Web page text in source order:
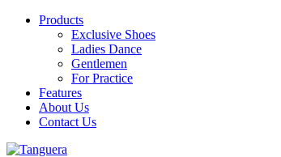
Products
Exclusive Shoes
Ladies Dance
Gentlemen
For Practice
Features
About Us
Contact Us